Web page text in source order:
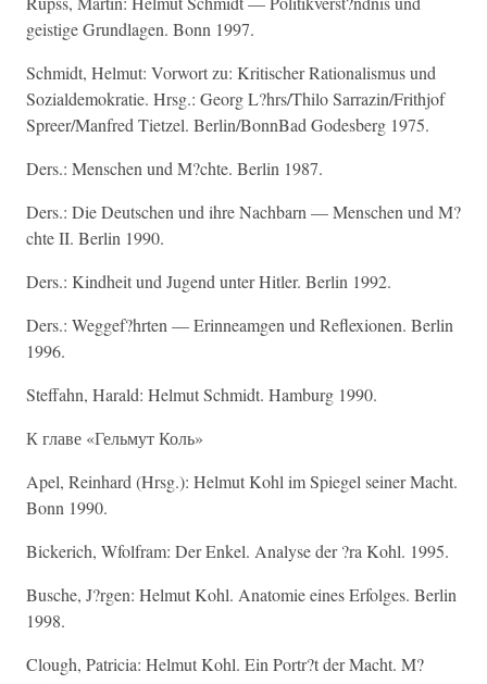
geistige Grundlagen. Bonn 1997.
Schmidt, Helmut: Vorwort zu: Kritischer Rationalismus und
Sozialdemokratie. Hrsg.: Georg L?hrs/Thilo Sarrazin/Frithjof
Spreer/Manfred Tietzel. Berlin/BonnBad Godesberg 1975.
Ders.: Menschen und M?chte. Berlin 1987.
Ders.: Die Deutschen und ihre Nachbarn — Menschen und M?
chte II. Berlin 1990.
Ders.: Kindheit und Jugend unter Hitler. Berlin 1992.
Ders.: Weggef?hrten — Erinneamgen und Reflexionen. Berlin
1996.
Steffahn, Harald: Helmut Schmidt. Hamburg 1990.
К главе «Гельмут Коль»
Apel, Reinhard (Hrsg.): Helmut Kohl im Spiegel seiner Macht.
Bonn 1990.
Bickerich, Wfolfram: Der Enkel. Analyse der ?ra Kohl. 1995.
Busche, J?rgen: Helmut Kohl. Anatomie eines Erfolges. Berlin
1998.
Clough, Patricia: Helmut Kohl. Ein Portr?t der Macht. M?